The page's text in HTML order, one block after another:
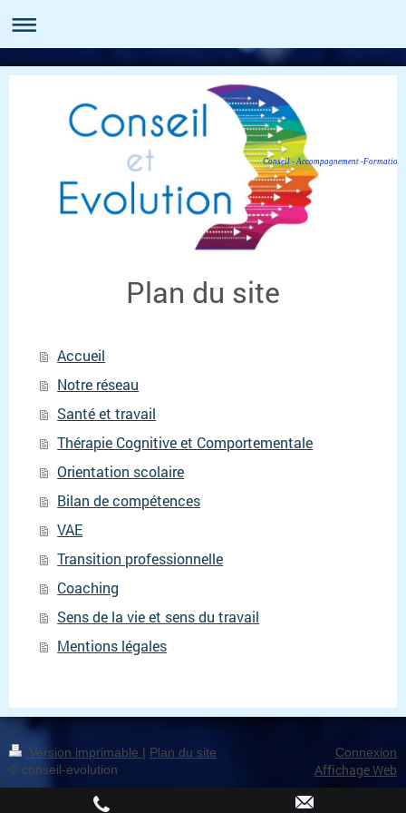
Conseil - Accompagnement -Formation
Plan du site
Accueil
Notre réseau
Santé et travail
Thérapie Cognitive et Comportementale
Orientation scolaire
Bilan de compétences
VAE
Transition professionnelle
Coaching
Sens de la vie et sens du travail
Mentions légales
Version imprimable | Plan du site
© conseil-evolution
Connexion
Affichage Web